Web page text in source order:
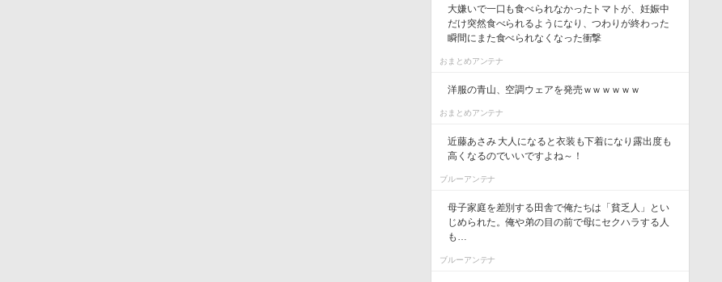
大嫌いで一口も食べられなかったトマトが、妊娠中
だけ突然食べられるようになり、つわりが終わった
瞬間にまた食べられなくなった衝撃
おまとめアンテナ
洋服の青山、空調ウェアを発売ｗｗｗｗｗｗ
おまとめアンテナ
近藤あさみ 大人になると衣装も下着になり露出度も
高くなるのでいいですよね～！
ブルーアンテナ
母子家庭を差別する田舎で俺たちは「貧乏人」とい
じめられた。俺や弟の目の前で母にセクハラする人
も…
ブルーアンテナ